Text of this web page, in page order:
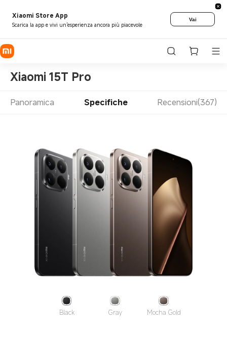
Xiaomi Store App
Scarica la app e vivi un'esperienza ancora più piacevole
Vai
Xiaomi 15T Pro
Panoramica Specifiche Recensioni(367)
Black Gray Mocha Gold